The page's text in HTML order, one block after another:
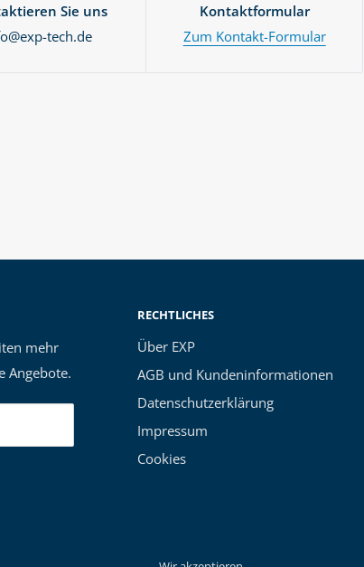
Sie uns
tech.de
Kontaktformular
Zum Kontakt-Formular
mehr
Angebote.
RECHTLICHES
Über EXP
AGB und Kundeninformationen
Datenschutzerklärung
Impressum
Cookies